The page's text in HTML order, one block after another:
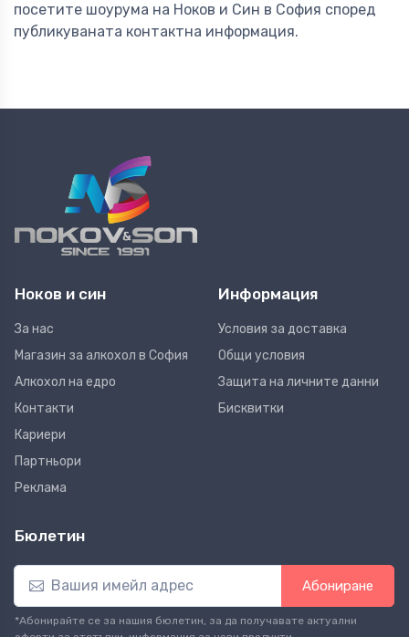
посетите шоурума на Ноков и Син в София според
публикуваната контактна информация.
Ноков и син
За нас
Магазин за алкохол в София
Алкохол на едро
Контакти
Кариери
Партньори
Реклама
Информация
Условия за доставка
Общи условия
Защита на личните данни
Бисквитки
Бюлетин
Абониране
*Абонирайте се за нашия бюлетин, за да получавате актуални